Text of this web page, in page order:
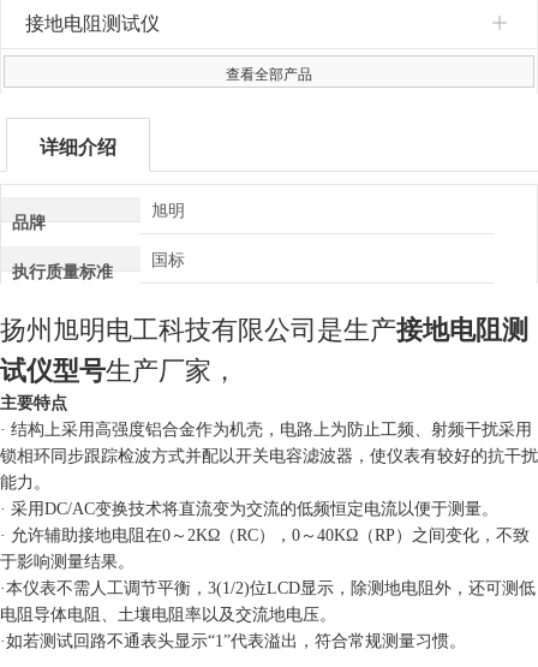
接地电阻测试仪
查看全部产品
详细介绍
品牌 旭明
执行质量标准 国标
扬州旭明电工科技有限公司是生产接地电阻测
试仪型号生产厂家，
主要特点
· 结构上采用高强度铝合金作为机壳，电路上为防止工频、射频干扰采用
锁相环同步跟踪检波方式并配以开关电容滤波器，使仪表有较好的抗干扰
能力。
· 采用DC/AC变换技术将直流变为交流的低频恒定电流以便于测量。
· 允许辅助接地电阻在0～2KΩ（RC），0～40KΩ（RP）之间变化，不致
于影响测量结果。
·本仪表不需人工调节平衡，3(1/2)位LCD显示，除测地电阻外，还可测低
电阻导体电阻、土壤电阻率以及交流地电压。
·如若测试回路不通表头显示“1”代表溢出，符合常规测量习惯。